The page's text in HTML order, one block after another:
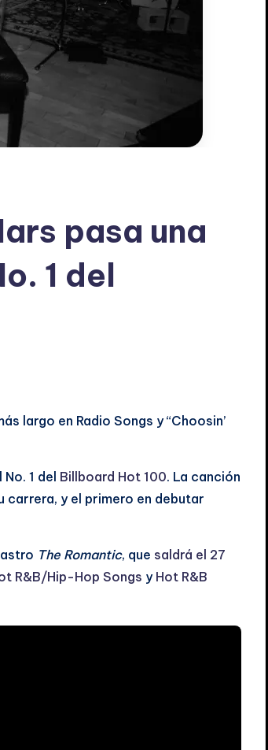
pasa una
1 del
largo en Radio Songs y “Choosin’
1 del Billboard Hot 100. La canción
carrera, y el primero en debutar
The Romantic, que saldrá el 27
R&B/Hip-Hop Songs y Hot R&B